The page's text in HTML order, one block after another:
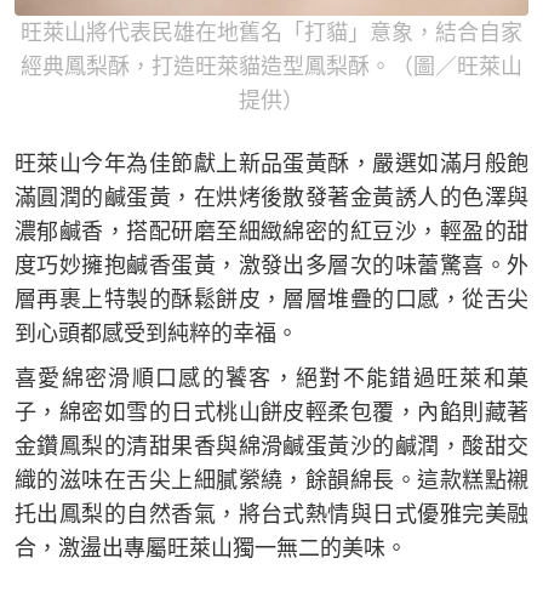
旺萊山將代表民雄在地舊名「打貓」意象，結合自家
經典鳳梨酥，打造旺萊貓造型鳳梨酥。（圖／旺萊山
提供）
旺萊山今年為佳節獻上新品蛋黃酥，嚴選如滿月般飽
滿圓潤的鹹蛋黃，在烘烤後散發著金黃誘人的色澤與
濃郁鹹香，搭配研磨至細緻綿密的紅豆沙，輕盈的甜
度巧妙擁抱鹹香蛋黃，激發出多層次的味蕾驚喜。外
層再裹上特製的酥鬆餅皮，層層堆疊的口感，從舌尖
到心頭都感受到純粹的幸福。
喜愛綿密滑順口感的饕客，絕對不能錯過旺萊和菓
子，綿密如雪的日式桃山餅皮輕柔包覆，內餡則藏著
金鑽鳳梨的清甜果香與綿滑鹹蛋黃沙的鹹潤，酸甜交
織的滋味在舌尖上細膩縈繞，餘韻綿長。這款糕點襯
托出鳳梨的自然香氣，將台式熱情與日式優雅完美融
合，激盪出專屬旺萊山獨一無二的美味。